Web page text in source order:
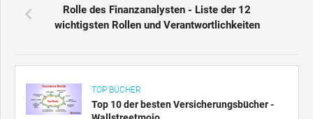
Rolle des Finanzanalysten - Liste der 12
wichtigsten Rollen und Verantwortlichkeiten
TOP BÜCHER
Top 10 der besten Versicherungsbücher -